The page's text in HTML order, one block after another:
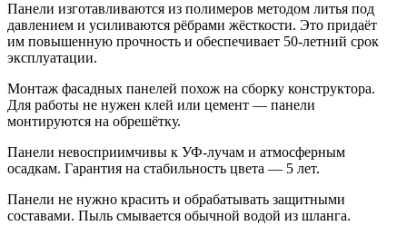
Панели изготавливаются из полимеров методом литья под
давлением и усиливаются рёбрами жёсткости. Это придаёт
им повышенную прочность и обеспечивает 50-летний срок
эксплуатации.
Монтаж фасадных панелей похож на сборку конструктора.
Для работы не нужен клей или цемент — панели
монтируются на обрешётку.
Панели невосприимчивы к УФ-лучам и атмосферным
осадкам. Гарантия на стабильность цвета — 5 лет.
Панели не нужно красить и обрабатывать защитными
составами. Пыль смывается обычной водой из шланга.